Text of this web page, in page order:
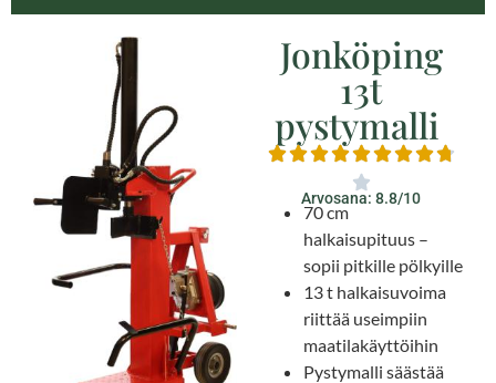
Jonköping
13t
pystymalli
Arvosana: 8.8/10
70 cm
halkaisupituus –
sopii pitkille pölkyille
13 t halkaisuvoima
riittää useimpiin
maatilakäyttöihin
Pystymalli säästää